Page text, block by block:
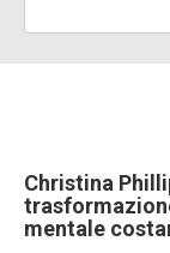
Christina
mentale